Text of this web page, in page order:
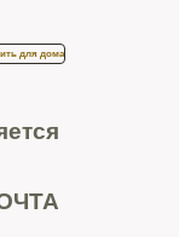
для дома